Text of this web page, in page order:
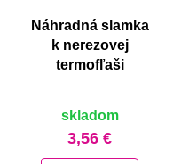
Náhradná slamka
k nerezovej
termofľaši
skladom
3,56 €